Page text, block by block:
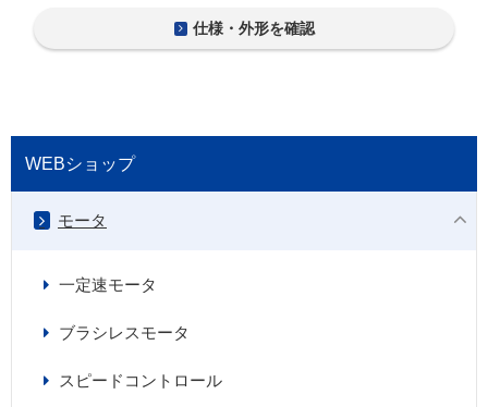
仕様・外形を確認
WEBショップ
モータ
一定速モータ
ブラシレスモータ
スピードコントロール